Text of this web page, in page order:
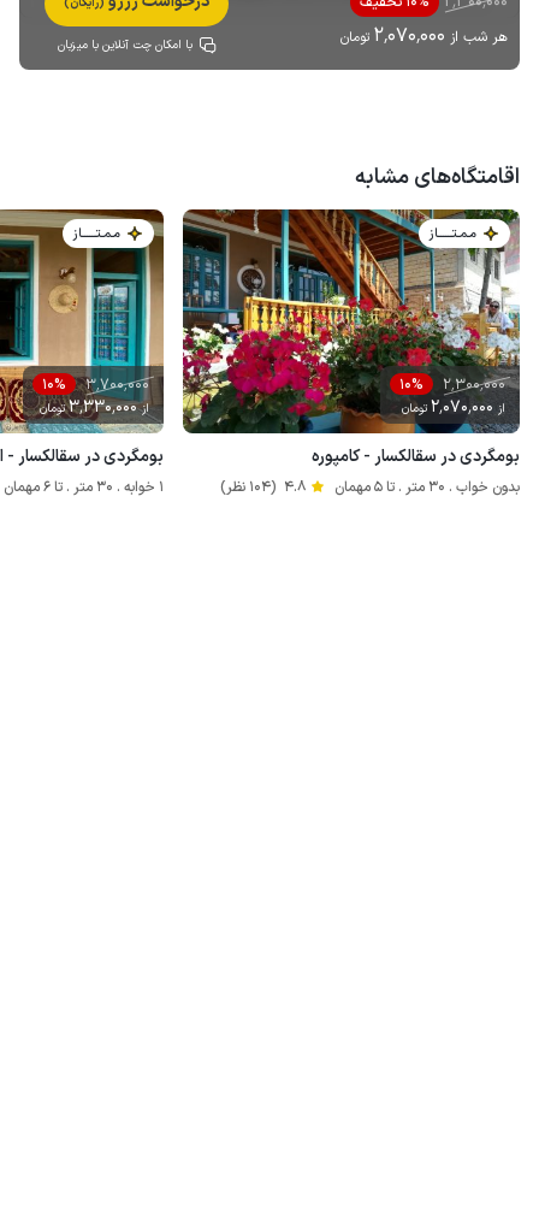
هر شب از 2٬070٬000 تومان با امکان چت آنلاین با میزبان
اقامتگاه‌های مشابه
مـمـتــــــاز
2٬300٬000 10%
از 2٬070٬000 تومان
بومگردی در سقالکسار - کامپوره
بدون خواب . 30 متر . تا 5 مهمان 4.8 (104 نظر)
مـمـتــــــاز
3٬700٬000 10%
از 3٬330٬000تومان
بومگردی در سقالکسار -
1 خوابه . 30 متر . تا 6 مهمان